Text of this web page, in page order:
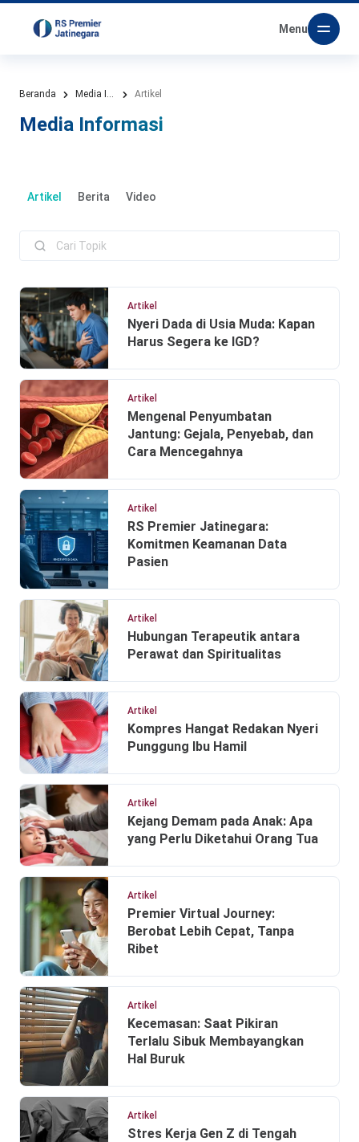
Menu
Beranda Media Informasi Artikel
Media Informasi
Artikel Berita Video
Artikel
Nyeri Dada di Usia Muda: Kapan
Harus Segera ke IGD?
Artikel
Mengenal Penyumbatan
Jantung: Gejala, Penyebab, dan
Cara Mencegahnya
Artikel
RS Premier Jatinegara:
Komitmen Keamanan Data
Pasien
Artikel
Hubungan Terapeutik antara
Perawat dan Spiritualitas
Artikel
Kompres Hangat Redakan Nyeri
Punggung Ibu Hamil
Artikel
Kejang Demam pada Anak: Apa
yang Perlu Diketahui Orang Tua
Artikel
Premier Virtual Journey:
Berobat Lebih Cepat, Tanpa
Ribet
Artikel
Kecemasan: Saat Pikiran
Terlalu Sibuk Membayangkan
Hal Buruk
Artikel
Stres Kerja Gen Z di Tengah